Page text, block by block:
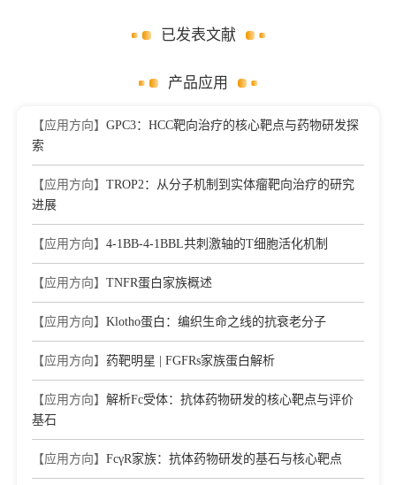
已发表文献
产品应用
【应用方向】 GPC3：HCC靶向治疗的核心靶点与药物研发探
索
【应用方向】 TROP2：从分子机制到实体瘤靶向治疗的研究
进展
【应用方向】 4-1BB-4-1BBL共刺激轴的T细胞活化机制
【应用方向】 TNFR蛋白家族概述
【应用方向】 Klotho蛋白：编织生命之线的抗衰老分子
【应用方向】 药靶明星 | FGFRs家族蛋白解析
【应用方向】 解析Fc受体：抗体药物研发的核心靶点与评价
基石
【应用方向】 FcγR家族：抗体药物研发的基石与核心靶点